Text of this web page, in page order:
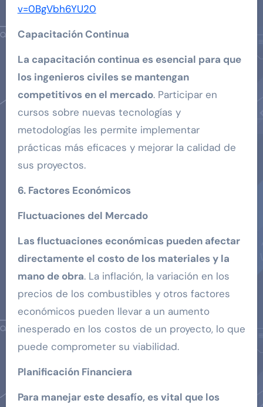
v=0BgVbh6YU20
Capacitación Continua
La capacitación continua es esencial para que
los ingenieros civiles se mantengan
competitivos en el mercado. Participar en
cursos sobre nuevas tecnologías y
metodologías les permite implementar
prácticas más eficaces y mejorar la calidad de
sus proyectos.
6. Factores Económicos
Fluctuaciones del Mercado
Las fluctuaciones económicas pueden afectar
directamente el costo de los materiales y la
mano de obra. La inflación, la variación en los
precios de los combustibles y otros factores
económicos pueden llevar a un aumento
inesperado en los costos de un proyecto, lo que
puede comprometer su viabilidad.
Planificación Financiera
Para manejar este desafío, es vital que los